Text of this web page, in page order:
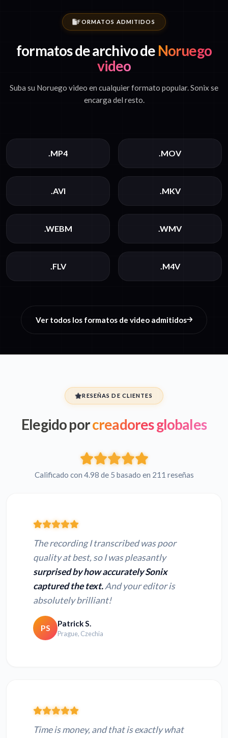
FORMATOS ADMITIDOS
formatos de archivo de Noruego
video
Suba su Noruego video en cualquier formato popular. Sonix se
encarga del resto.
.MP4 .MOV
.AVI .MKV
.WEBM .WMV
.FLV .M4V
Ver todos los formatos de video admitidos
RESEÑAS DE CLIENTES
Elegido porcreadores globales
Calificado con 4.98 de 5 basado en 211 reseñas
The recording I transcribed was poor
quality at best, so I was pleasantly
surprised by how accurately Sonix
captured the text.And your editor is
absolutely brilliant!
PS Patrick S.
Prague, Czechia
Time is money, and that is exactly what